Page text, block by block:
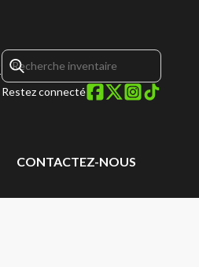
Restez connecté
CONTACTEZ-NOUS